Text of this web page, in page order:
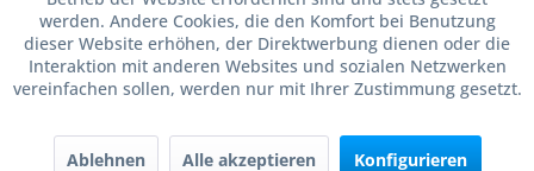
werden. Andere Cookies, die den Komfort bei Benutzung
dieser Website erhöhen, der Direktwerbung dienen oder die
Interaktion mit anderen Websites und sozialen Netzwerken
vereinfachen sollen, werden nur mit Ihrer Zustimmung gesetzt.
Ablehnen Alle akzeptieren Konfigurieren